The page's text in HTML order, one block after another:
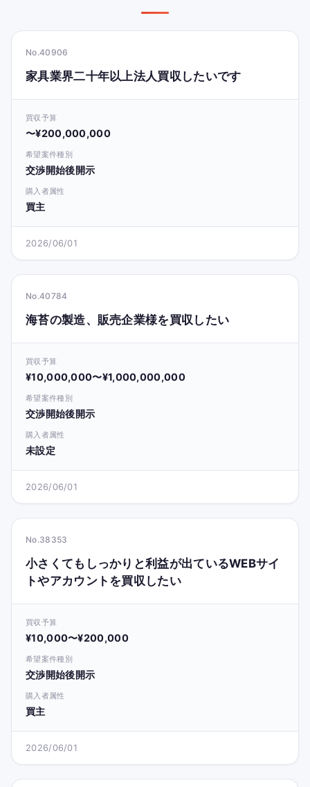
No.40906
家具業界二十年以上法人買収したいです
買収予算
〜¥200,000,000
希望案件種別
交渉開始後開示
購入者属性
買主
2026/06/01
No.40784
海苔の製造、販売企業様を買収したい
買収予算
¥10,000,000〜¥1,000,000,000
希望案件種別
交渉開始後開示
購入者属性
未設定
2026/06/01
No.38353
小さくてもしっかりと利益が出ているWEBサイ
トやアカウントを買収したい
買収予算
¥10,000〜¥200,000
希望案件種別
交渉開始後開示
購入者属性
買主
2026/06/01